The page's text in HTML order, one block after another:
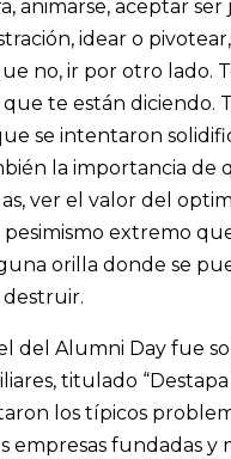
animarse, aceptar ser
idear o pivotear,
no, ir por otro lado.
te están diciendo.
se intentaron
la importancia de
ver el valor del
extremo
orilla donde se
del Alumni Day fue
titulado “Destapa
los típicos
empresas fundadas y